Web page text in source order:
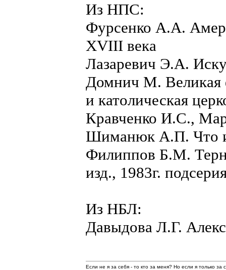
Из НПС:
Фурсенко А.А.
XVIII века
Лазаревич Э.А.
Домнич М. Великая
и католическая
Кравченко И.С.,
Шиманюк А.П. Что и
Филиппов Б.М.
изд., 1983г.
Из НБЛ:
Давыдова Л.Г.
Если не я за себя - то кто за меня? Но если я только